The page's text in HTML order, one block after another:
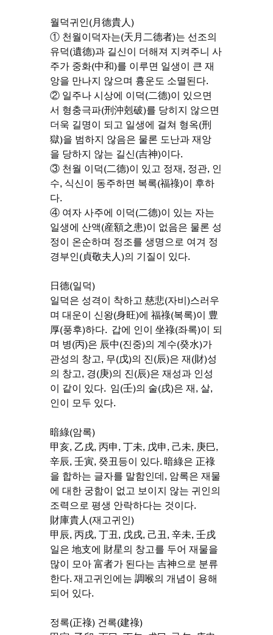
월덕귀인(月德貴人)
① 천월이덕자는(天月二德者)는 선조의
유덕(遺德)과 길신이 더해져 지켜주니 사
주가 중화(中和)를 이루면 일생이 큰 재
앙을 만나지 않으며 흉운도 소멸된다.
② 일주나 시상에 이덕(二德)이 있으면
서 형충극파(刑沖剋破)를 당히지 않으면
더욱 길명이 되고 일생에 걸쳐 형옥(刑
獄)을 범하지 않음은 물론 도난과 재앙
을 당하지 않는 길신(吉神)이다.
③ 천월 이덕(二德)이 있고 정재, 정관, 인
수, 식신이 동주하면 복록(福祿)이 후하
다.
④ 여자 사주에 이덕(二德)이 있는 자는
일생에 산액(産額之患)이 없음은 물론 성
정이 온순하며 정조를 생명으로 여겨 정
경부인(貞敬夫人)의 기질이 있다.
日德(일덕)
일덕은 성격이 착하고 慈悲(자비)스러우
며 대운이 신왕(身旺)에 福祿(복록)이 豊
厚(풍후)하다.  갑에 인이 坐祿(좌록)이 되
며 병(丙)은 辰中(진중)의 계수(癸水)가
관성의 창고, 무(戊)의 진(辰)은 재(財)성
의 창고, 경(庚)의 진(辰)은 재성과 인성
이 같이 있다.  임(壬)의 술(戌)은 재, 살,
인이 모두 있다.
暗綠(암록)
甲亥, 乙戌, 丙申, 丁未, 戊申, 己未, 庚巳,
辛辰, 壬寅, 癸丑등이 있다. 暗綠은 正祿
을 합하는 글자를 말함인데, 암록은 재물
에 대한 궁함이 없고 보이지 않는 귀인의
조력으로 평생 안락하다는 것이다.
財庫貴人(재고귀인)
甲辰, 丙戌, 丁丑, 戊戌, 己丑, 辛未, 壬戌
일은 地支에 財星의 창고를 두어 재물을
많이 모아 富者가 된다는 吉神으로 분류
한다. 재고귀인에는 調喉의 개념이 용해
되어 있다.
정록(正祿) 건록(建祿)